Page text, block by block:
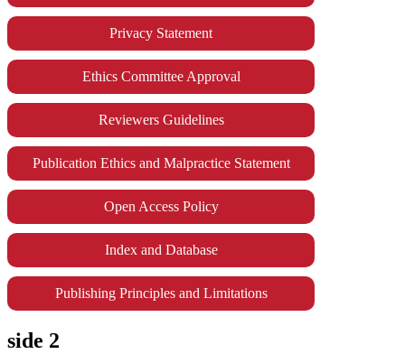
Privacy Statement
Ethics Committee Approval
Reviewers Guidelines
Publication Ethics and Malpractice Statement
Open Access Policy
Index and Database
Publishing Principles and Limitations
side 2